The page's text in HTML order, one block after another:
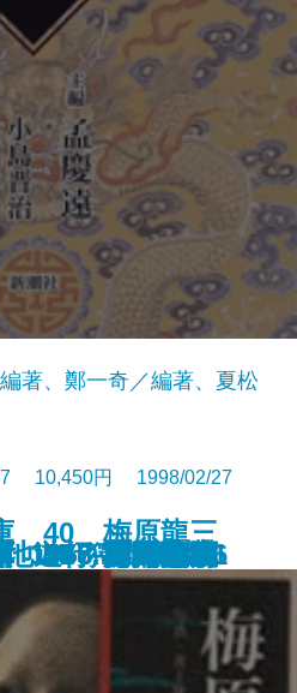
40 梅原龍三
7 狩野探幽
23 高橋由一
1959.4
36 前田青邨
44 棟方志功
1958.6
著、鄭一奇／編著、夏松
7 10,450円 1998/02/27
遊行―
17 葛飾北斎
41 岸田劉生
1957.11
15 司馬江漢
28 藤島武二
1957.1